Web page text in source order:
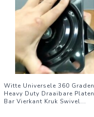
Witte Universele 360 Graden
Heavy Duty Draaibare Platen
Bar Vierkant Kruk Swivel...